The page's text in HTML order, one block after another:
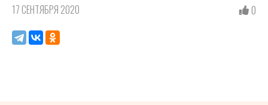
17 СЕНТЯБРЯ 2020 0